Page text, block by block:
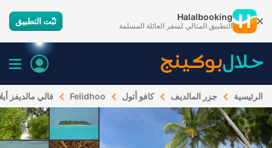
Halalbooking
التطبيق المثالي لسفر العائلة المسلمة ثبّت التطبيق
الرئيسية جزر المالديف كافو أتول Felidhoo فالي مالديفز